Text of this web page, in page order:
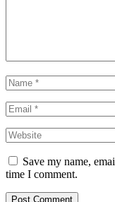
Save my name,
time I comment.